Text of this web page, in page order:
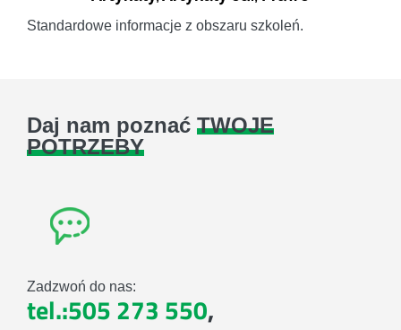
Standardowe informacje z obszaru szkoleń.
Daj nam poznać TWOJE
POTRZEBY
Zadzwoń do nas:
tel.:505 273 550,